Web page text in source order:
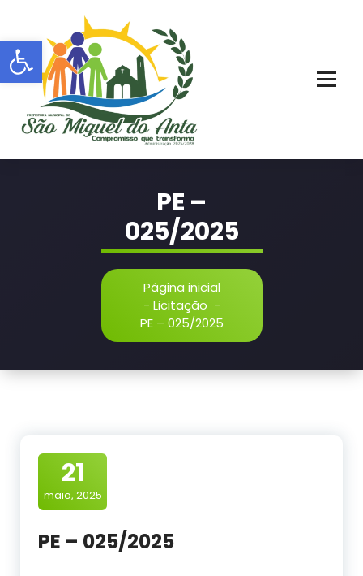
Barra de Ferramentas Aberta
o
conteúdo
PE –
025/2025
Página inicial
- Licitação -
PE – 025/2025
21
maio, 2025
PE – 025/2025